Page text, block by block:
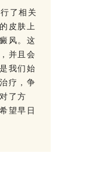
了相关
皮肤上
风。这
并且会
我们始
疗，争
了方
望早日